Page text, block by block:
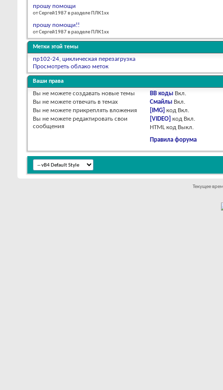
прошу помощи
от Сергей1987 в разделе ПЛК1хх
прошу помощи!!
от Сергей1987 в разделе ПЛК1хх
Метки этой темы
пр102-24, циклическая перезагрузка
Просмотреть облако меток
Ваши права
Вы не можете создавать новые темы
Вы не можете отвечать в темах
Вы не можете прикреплять вложения
Вы не можете редактировать свои
сообщения
BB коды Вкл.
Смайлы Вкл.
[IMG] код Вкл.
[VIDEO] код Вкл.
HTML код Выкл.
Правила форума
Текущее